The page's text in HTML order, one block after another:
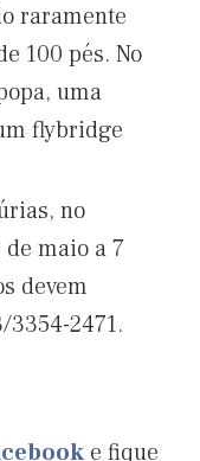
raramente
100 pés. No
uma
flybridge
no
maio a 7
devem
3354-2471.
e fique